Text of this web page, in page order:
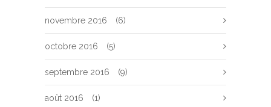
novembre 2016 (6)
octobre 2016 (5)
septembre 2016 (9)
août 2016 (1)